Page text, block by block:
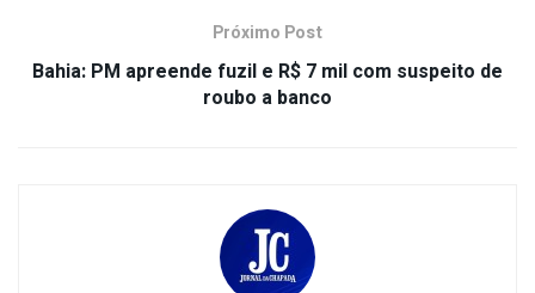
Próximo Post
Bahia: PM apreende fuzil e R$ 7 mil com suspeito de
roubo a banco